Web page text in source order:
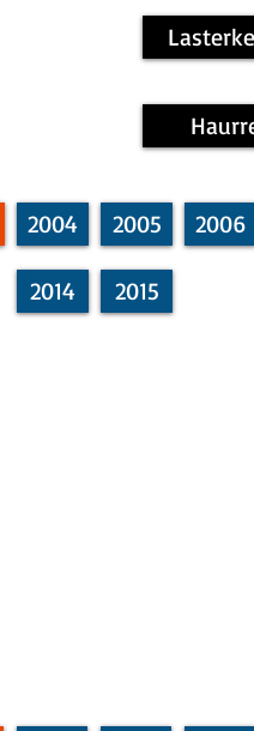
2004 2005 2006
2014 2015